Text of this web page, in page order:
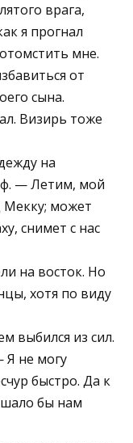
врага,
я прогнал
мне.
от
сына.
Визирь тоже
на
— Летим, мой
Мекку; может
снимет с нас
на восток. Но
хотя по виду
выбился из сил.
не могу
быстро. Да к
бы нам